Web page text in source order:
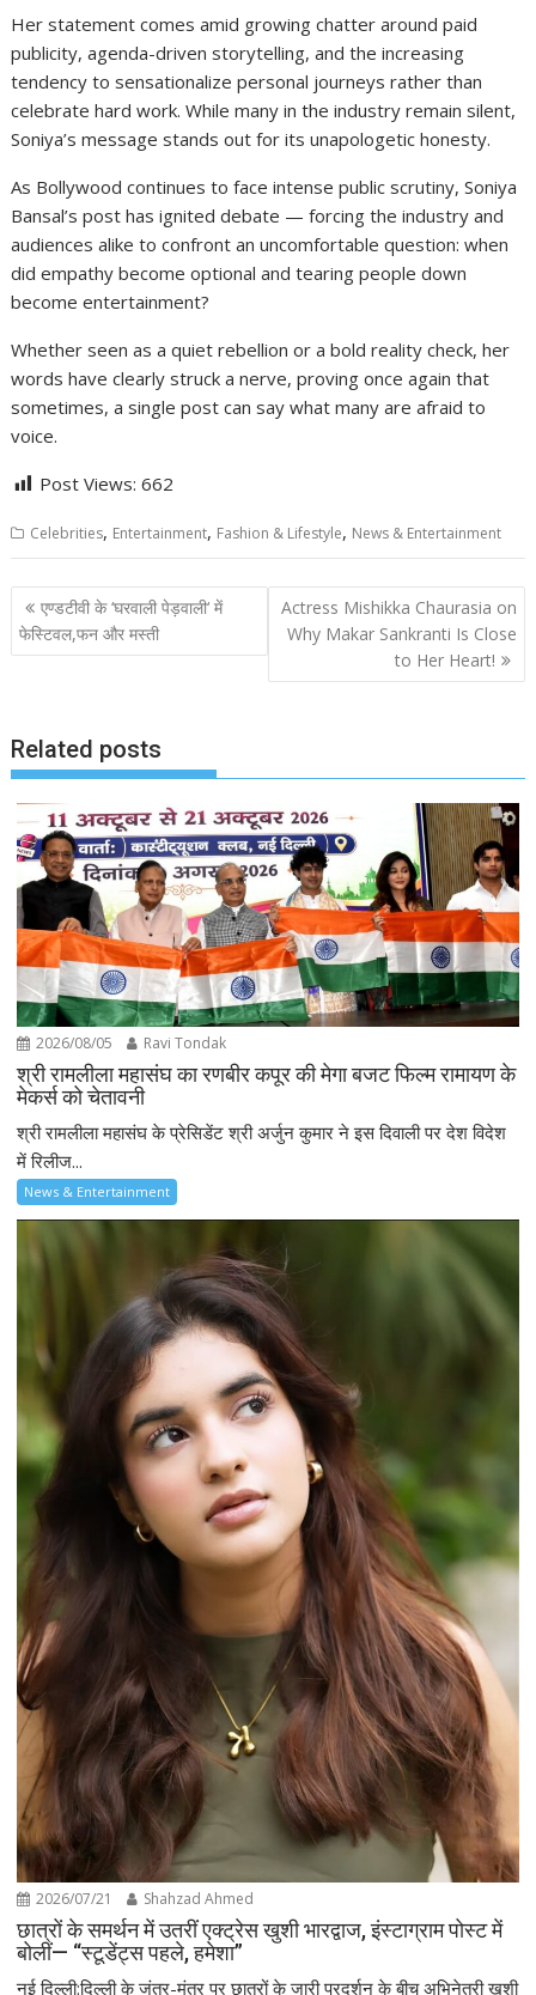
Her statement comes amid growing chatter around paid
publicity, agenda-driven storytelling, and the increasing
tendency to sensationalize personal journeys rather than
celebrate hard work. While many in the industry remain silent,
Soniya’s message stands out for its unapologetic honesty.
As Bollywood continues to face intense public scrutiny, Soniya
Bansal’s post has ignited debate — forcing the industry and
audiences alike to confront an uncomfortable question: when
did empathy become optional and tearing people down
become entertainment?
Whether seen as a quiet rebellion or a bold reality check, her
words have clearly struck a nerve, proving once again that
sometimes, a single post can say what many are afraid to
voice.
Post Views: 662
Celebrities, Entertainment, Fashion & Lifestyle, News & Entertainment
Post
navigation
एण्डटीवी के ‘घरवाली पेड़वाली‘ में
फेस्टिवल,फन और मस्ती
Actress Mishikka Chaurasia on
Why Makar Sankranti Is Close
to Her Heart!
Related posts
2026/08/05 Ravi Tondak
श्री रामलीला महासंघ का रणबीर कपूर की मेगा बजट फिल्म रामायण के
मेकर्स को चेतावनी
श्री रामलीला महासंघ के प्रेसिडेंट श्री अर्जुन कुमार ने इस दिवाली पर देश विदेश
में रिलीज...
News & Entertainment
2026/07/21 Shahzad Ahmed
छात्रों के समर्थन में उतरीं एक्ट्रेस खुशी भारद्वाज, इंस्टाग्राम पोस्ट में
बोलीं— “स्टूडेंट्स पहले, हमेशा”
नई दिल्ली:दिल्ली के जंतर-मंतर पर छात्रों के जारी प्रदर्शन के बीच अभिनेत्री खुशी